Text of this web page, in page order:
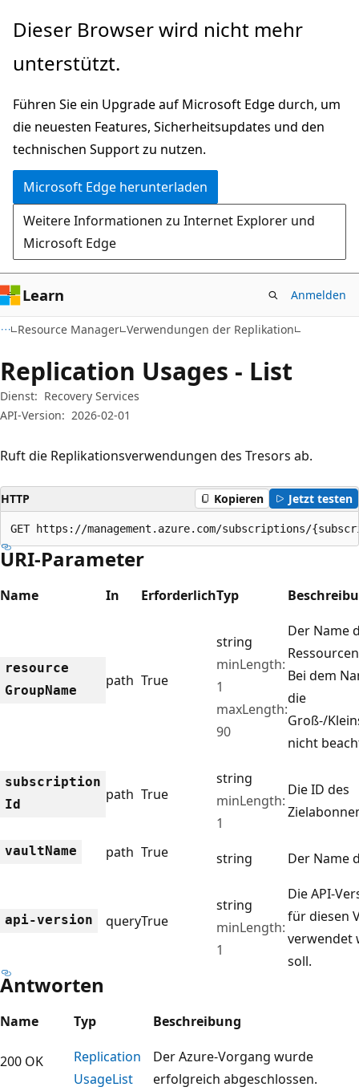
Zu
wechseln
Zur
springen
Dieser Browser wird nicht mehr
unterstützt.
Führen Sie ein Upgrade auf Microsoft Edge durch, um
die neuesten Features, Sicherheitsupdates und den
technischen Support zu nutzen.
Microsoft Edge herunterladen
Weitere Informationen zu Internet Explorer und
Microsoft Edge
Learn Anmelden
Resource Manager Verwendungen der Replikation
Replication Usages - List
Dienst: Recovery Services
API-Version: 2026-02-01
Ruft die Replikationsverwendungen des Tresors ab.
HTTP Kopieren Jetzt testen
GET https://management.azure.com/subscriptions/
URI-Parameter
Name In ErforderlichTyp
resource
GroupName
path True
string
minLength:
1
maxLength:
90
Der Name
Bei dem
die
Groß-/
nicht
subscription
Id
path True
string
minLength:
1
Die ID des
vaultName path True string Der Name
api-version queryTrue
string
minLength:
1
Die API-
für diesen
verwendet
soll.
Antworten
Name Typ Beschreibung
200 OK
Replication
UsageList
Der Azure-Vorgang wurde
erfolgreich abgeschlossen.